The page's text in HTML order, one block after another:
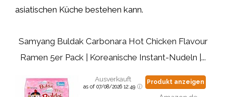
asiatischen Küche bestehen kann.
Samyang Buldak Carbonara Hot Chicken Flavour
Ramen 5er Pack | Koreanische Instant-Nudeln |...
Ausverkauft
as of 07/08/2026 12:49
Produkt anzeigen